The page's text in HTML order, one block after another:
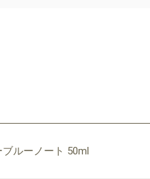
ルーノート 50ml